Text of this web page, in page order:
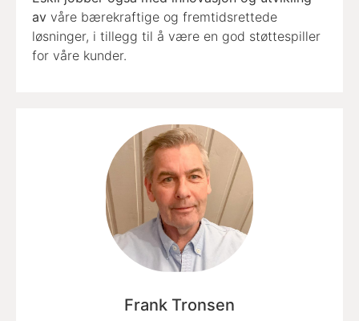
av våre bærekraftige og fremtidsrettede
løsninger, i tillegg til å være en god støttespiller
for våre kunder.
Frank Tronsen